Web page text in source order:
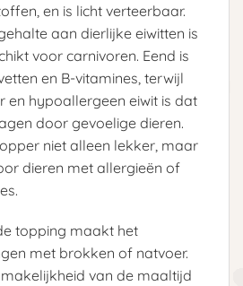
en is licht verteerbaar.
aan dierlijke eiwitten is
voor carnivoren. Eend is
en B-vitamines, terwijl
en hypoallergeen eiwit is dat
door gevoelige dieren.
niet alleen lekker, maar
dieren met allergieën of
topping maakt het
met brokken of natvoer.
van de maaltijd